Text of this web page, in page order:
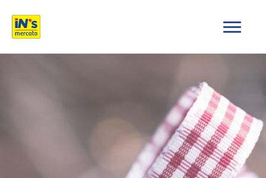
iN's Mercato